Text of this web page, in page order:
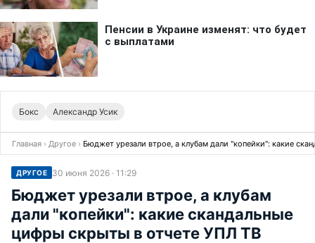
Бокс Александр Усик
Главная › Другое › Бюджет урезали втрое, а клубам дали "копейки": какие
ДРУГОЕ 30 июня 2026 · 11:29
Бюджет урезали втрое, а клубам
дали "копейки": какие скандальные
цифры скрыты в отчете УПЛ ТВ